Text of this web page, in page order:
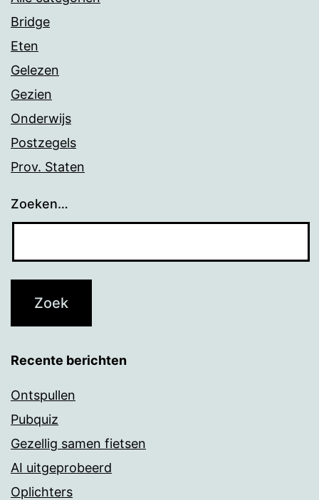
Bridge
Eten
Gelezen
Gezien
Onderwijs
Postzegels
Prov. Staten
Zoeken…
Recente berichten
Ontspullen
Pubquiz
Gezellig samen fietsen
AI uitgeprobeerd
Oplichters